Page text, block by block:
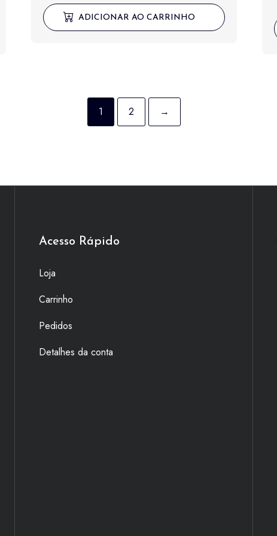
ADICIONAR AO CARRINHO
1 2 →
Acesso Rápido
Loja
Carrinho
Pedidos
Detalhes da conta